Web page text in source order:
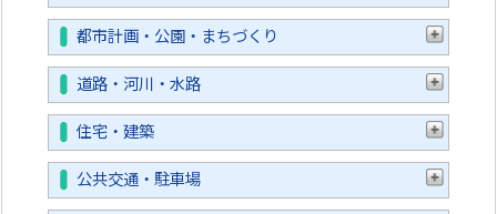
都市計画・公園・まちづくり
道路・河川・水路
住宅・建築
公共交通・駐車場